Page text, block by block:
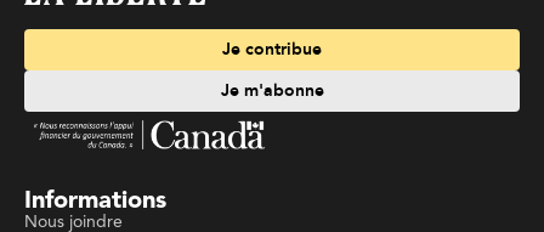
Je contribue
Je m'abonne
Informations
Nous joindre